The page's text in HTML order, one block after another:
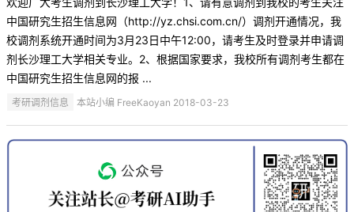
中国研究生招生信息网（http://yz.chsi.com.cn/）调剂开通情况，我
校调剂系统开通时间为3月23日中午12:00，请考生及时登录并申请调
剂长沙理工大学相关专业。2、根据国家要求，我校所有调剂考生都在
中国研究生招生信息网的报 ...
考研调剂信息 本站小编 FreeKaoyan 2018-03-23